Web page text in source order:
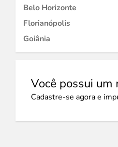
Belo Horizonte
Florianópolis
Goiânia
Você possui um
Cadastre-se agora e